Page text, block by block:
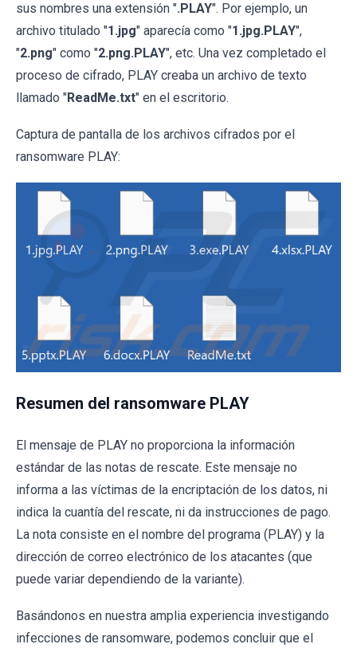
sus nombres una extensión ".PLAY". Por ejemplo, un
archivo titulado "1.jpg" aparecía como "1.jpg.PLAY",
"2.png" como "2.png.PLAY", etc. Una vez completado el
proceso de cifrado, PLAY creaba un archivo de texto
llamado "ReadMe.txt" en el escritorio.
Captura de pantalla de los archivos cifrados por el
ransomware PLAY:
Resumen del ransomware PLAY
El mensaje de PLAY no proporciona la información
estándar de las notas de rescate. Este mensaje no
informa a las víctimas de la encriptación de los datos, ni
indica la cuantía del rescate, ni da instrucciones de pago.
La nota consiste en el nombre del programa (PLAY) y la
dirección de correo electrónico de los atacantes (que
puede variar dependiendo de la variante).
Basándonos en nuestra amplia experiencia investigando
infecciones de ransomware, podemos concluir que el